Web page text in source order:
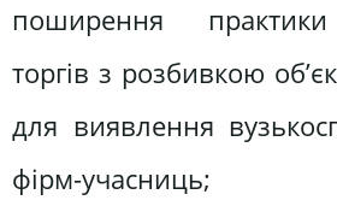
поширення
торгів з розбивкою
для виявлення
фірм-учасниць;